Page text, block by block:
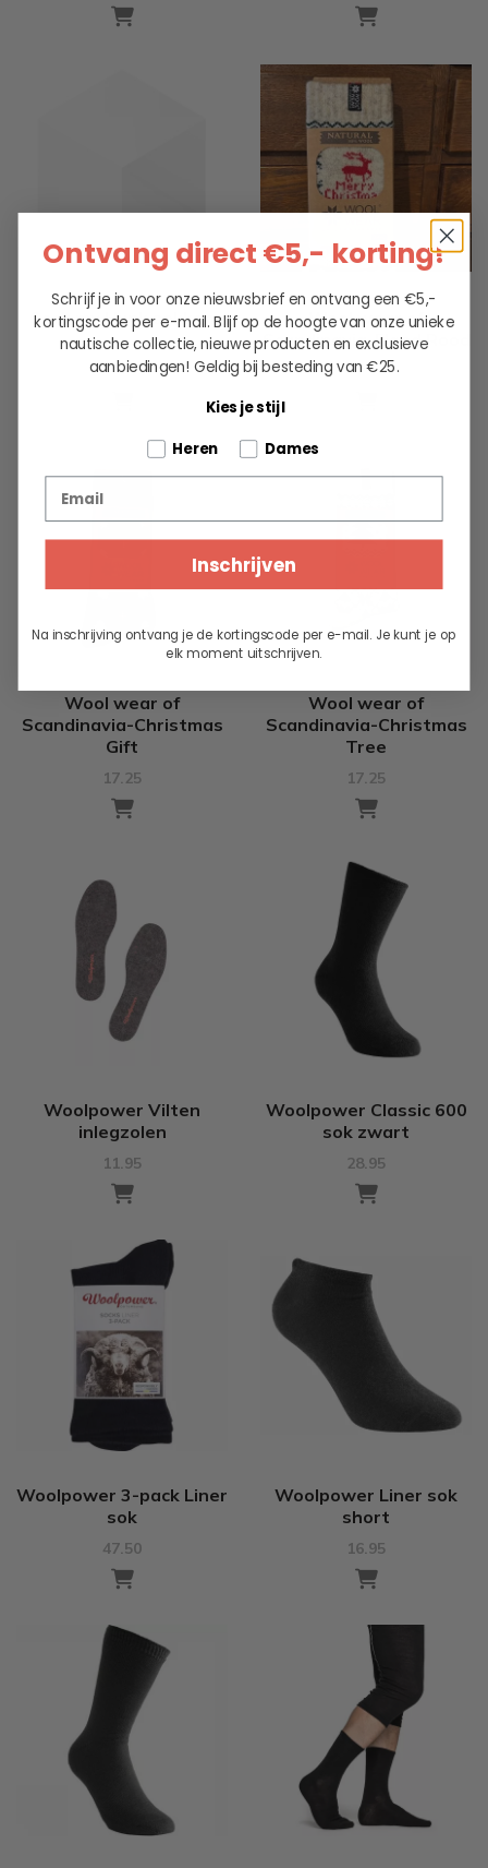
Sock my Hunk sokken
12.95
Wool wear of
Scandinavia-Eland Rood
17.25
Wool wear of
Scandinavia-Christmas
Gift
17.25
Wool wear of
Scandinavia-Christmas
Tree
17.25
Woolpower Vilten
inlegzolen
11.95
Woolpower Classic 600
sok zwart
28.95
Woolpower 3-pack Liner
sok
47.50
Woolpower Liner sok
short
16.95
Ontvang direct €5,- korting!
Schrijf je in voor onze nieuwsbrief en ontvang een €5,-
kortingscode per e-mail. Blijf op de hoogte van onze unieke
nautische collectie, nieuwe producten en exclusieve
aanbiedingen! Geldig bij besteding van €25.
Kies je stijl
Tell us about your pets
Heren Dames
Inschrijven
Na inschrijving ontvang je de kortingscode per e-mail. Je kunt je op
elk moment uitschrijven.